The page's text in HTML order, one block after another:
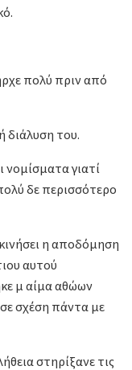
πολύ πριν από
διάλυση του.
νομίσματα γιατί
δε περισσότερο
η αποδόμηση
αυτού
μ αίμα αθώων
σχέση πάντα με
στηρίξανε τις